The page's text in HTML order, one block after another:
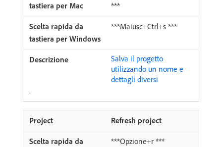
***
***Maiusc+Ctrl+s ***
Salva il progetto
utilizzando un nome e
dettagli diversi
.
Refresh project
***Opzione+r ***